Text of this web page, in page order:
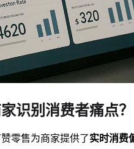
识别消费者痛点？
零售为商家提供了实时消费